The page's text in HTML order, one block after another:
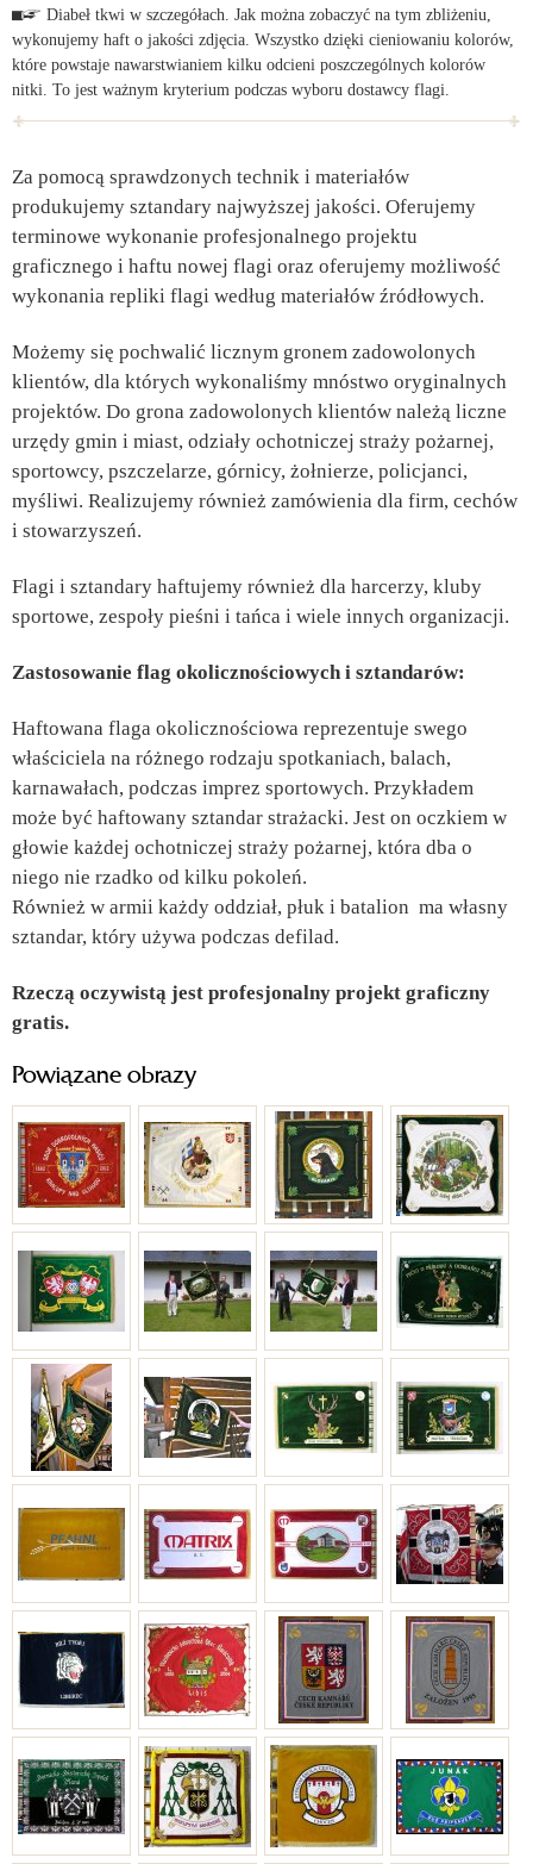
Diabeł tkwi w szczegółach. Jak można zobaczyć na tym zbliżeniu,
wykonujemy haft o jakości zdjęcia. Wszystko dzięki cieniowaniu kolorów,
które powstaje nawarstwianiem kilku odcieni poszczególnych kolorów
nitki. To jest ważnym kryterium podczas wyboru dostawcy flagi.
Za pomocą sprawdzonych technik i materiałów
produkujemy sztandary najwyższej jakości. Oferujemy
terminowe wykonanie profesjonalnego projektu
graficznego i haftu nowej flagi oraz oferujemy możliwość
wykonania repliki flagi według materiałów źródłowych.
Możemy się pochwalić licznym gronem zadowolonych
klientów, dla których wykonaliśmy mnóstwo oryginalnych
projektów. Do grona zadowolonych klientów należą liczne
urzędy gmin i miast, odziały ochotniczej straży pożarnej,
sportowcy, pszczelarze, górnicy, żołnierze, policjanci,
myśliwi. Realizujemy również zamówienia dla firm, cechów
i stowarzyszeń.
Flagi i sztandary haftujemy również dla harcerzy, kluby
sportowe, zespoły pieśni i tańca i wiele innych organizacji.
Zastosowanie flag okolicznościowych i sztandarów:
Haftowana flaga okolicznościowa reprezentuje swego
właściciela na różnego rodzaju spotkaniach, balach,
karnawałach, podczas imprez sportowych. Przykładem
może być haftowany sztandar strażacki. Jest on oczkiem w
głowie każdej ochotniczej straży pożarnej, która dba o
niego nie rzadko od kilku pokoleń.
Również w armii każdy oddział, płuk i batalion ma własny
sztandar, który używa podczas defilad.
Rzeczą oczywistą jest profesjonalny projekt graficzny
gratis.
Powiązane obrazy